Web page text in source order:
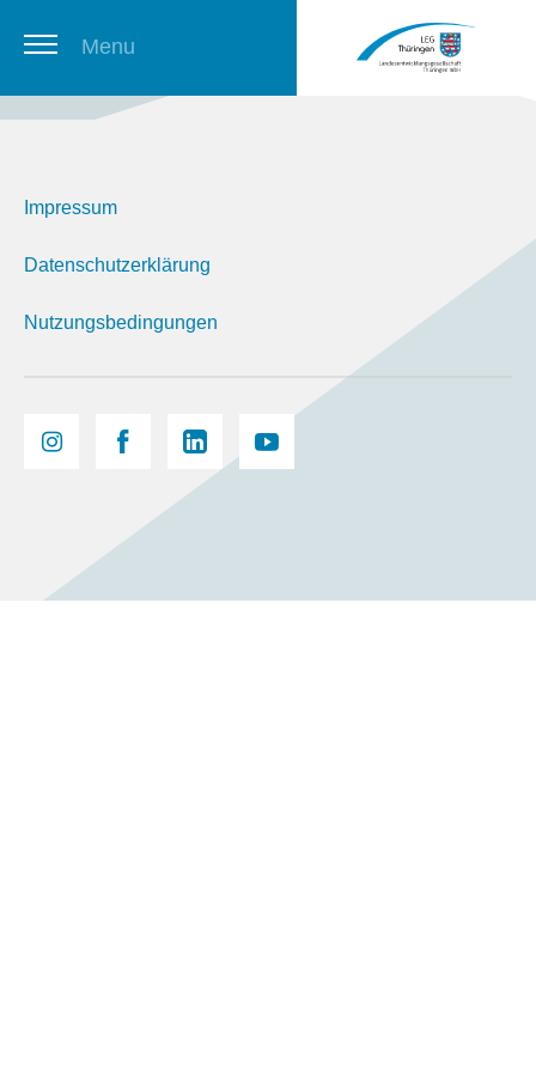
Menu
Newsletter
Impressum
Datenschutzerklärung
Nutzungsbedingungen